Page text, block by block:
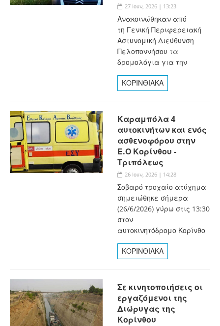
27 Ιουν, 2026 | 13:23
Ανακοινώθηκαν από
τη Γενική Περιφερειακή
Αστυνομική Διεύθυνση
Πελοποννήσου τα
δρομολόγια για την
ΚΟΡΙΝΘΙΑΚΑ
Καραμπόλα 4
αυτοκινήτων και ενός
ασθενοφόρου στην
Ε.Ο Κορίνθου -
Τριπόλεως
26 Ιουν, 2026 | 14:28
Σοβαρό τροχαίο ατύχημα
σημειώθηκε σήμερα
(26/6/2026) γύρω στις 13:30
στον
αυτοκινητόδρομο Κορίνθο
ΚΟΡΙΝΘΙΑΚΑ
Σε κινητοποιήσεις οι
εργαζόμενοι της
Διώρυγας της
Κορίνθου